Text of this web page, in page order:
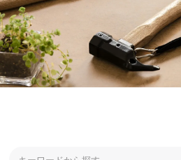
テ
ム
最
近
CATEGORY
ツール・アクセ